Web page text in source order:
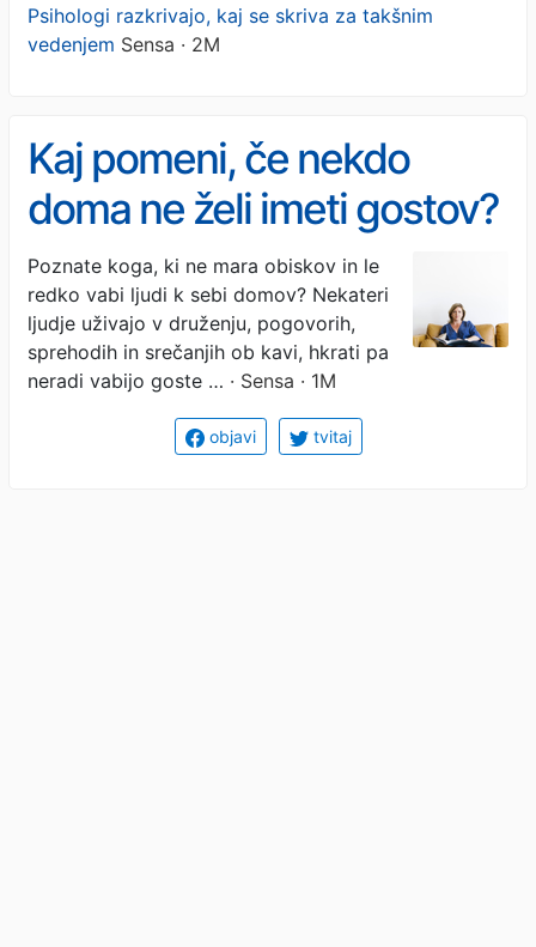
Psihologi razkrivajo, kaj se skriva za takšnim
vedenjem Sensa · 2M
Kaj pomeni, če nekdo
doma ne želi imeti gostov?
Psihologi razkrivajo, kaj se
skriva za takšnim
vedenjem
Poznate koga, ki ne mara obiskov in le
redko vabi ljudi k sebi domov? Nekateri
ljudje uživajo v druženju, pogovorih,
sprehodih in srečanjih ob kavi, hkrati pa
neradi vabijo goste … · Sensa · 1M
objavi tvitaj